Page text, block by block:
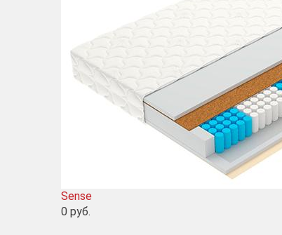
Sense
0 руб.